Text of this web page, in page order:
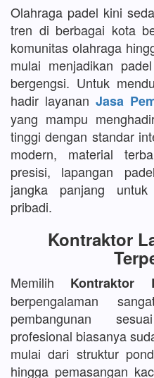
Olahraga padel kini
tren di berbagai kota
komunitas olahraga
mulai menjadikan
bergengsi. Untuk
hadir layanan Jasa
yang mampu
tinggi dengan standar
modern, material
presisi, lapangan
jangka panjang
pribadi.
Kontraktor
Memilih Kontraktor
berpengalaman
pembangunan
profesional biasanya
mulai dari struktur
hingga pemasangan